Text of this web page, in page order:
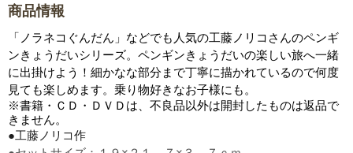
商品情報
「ノラネコぐんだん」などでも人気の工藤ノリコさんのペンギ
ンきょうだいシリーズ。ペンギンきょうだいの楽しい旅へ一緒
に出掛けよう！細かなな部分まで丁寧に描かれているので何度
見ても楽しめます。乗り物好きなお子様にも。
※書籍・ＣＤ・ＤＶＤは、不良品以外は開封したものは返品で
きません。
●工藤ノリコ作